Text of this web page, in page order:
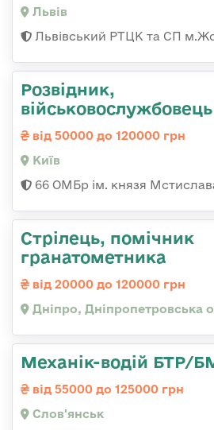
Львів
Львівський РТЦК та СП
Розвідник,
від 50000 до 120000 грн
Київ
66 ОМБр ім. князя
Стрілець, помічник
гранатометника
від 20000 до 120000 грн
Дніпро, Дніпропетровська
Механік-водій БТР/
від 55000 до 125000 грн
Слов'янськ